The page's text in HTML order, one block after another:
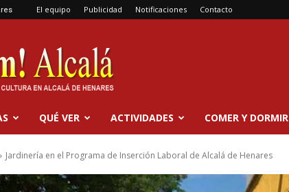
El equipo Publicidad Notificaciones Contacto
QUÉ VER ACTIVIDADES COMER Y DORMIR
Jardinería en el Programa de Inserción Laboral de Alcalá de Henares